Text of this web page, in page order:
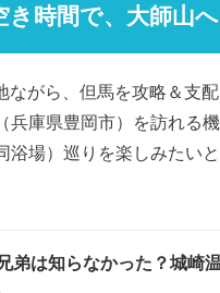
き時間で、大師山へ
がら、但馬を攻略＆支
庫県豊岡市）を訪れる
場）巡りを楽しみたい
弟は知らなかった？城